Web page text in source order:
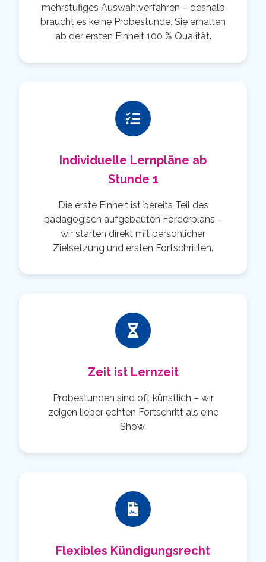
mehrstufiges Auswahlverfahren – deshalb
braucht es keine Probestunde. Sie erhalten
ab der ersten Einheit 100 % Qualität.
Individuelle Lernpläne ab
Stunde 1
Die erste Einheit ist bereits Teil des
pädagogisch aufgebauten Förderplans –
wir starten direkt mit persönlicher
Zielsetzung und ersten Fortschritten.
Zeit ist Lernzeit
Probestunden sind oft künstlich – wir
zeigen lieber echten Fortschritt als eine
Show.
Flexibles Kündigungsrecht